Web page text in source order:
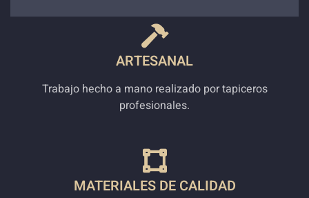
ARTESANAL
Trabajo hecho a mano realizado por tapiceros
profesionales.
MATERIALES DE CALIDAD